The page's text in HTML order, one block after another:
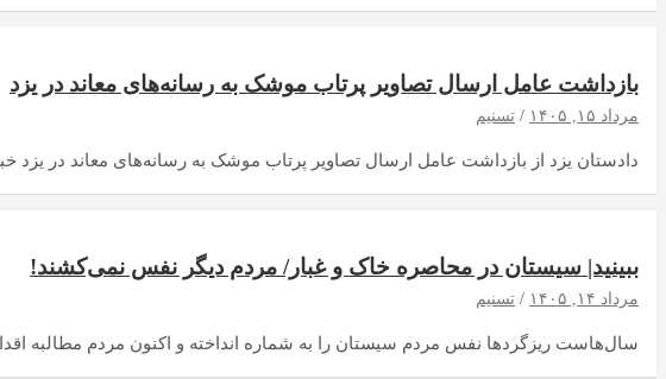
بازداشت عامل ارسال تصاویر پرتاب موشک به رسانه‌های معاند در یزد
مرداد ۱۵, ۱۴۰۵ تسنیم
دادستان یزد از بازداشت عامل ارسال تصاویر پرتاب موشک به رسانه‌های معاند در یزد
ببینید| سیستان در ‌محاصره خاک و غبار/ مردم دیگر نفس نمی‌کشند!
مرداد ۱۴, ۱۴۰۵ تسنیم
سال‌هاست ریزگردها نفس مردم سیستان را به شماره انداخته و اکنون مردم مطالبه